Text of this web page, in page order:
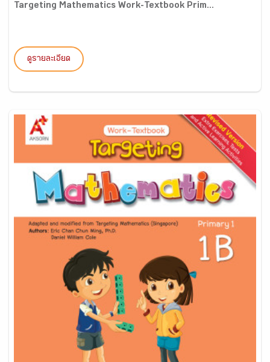
Targeting Mathematics Work-Textbook Prim...
ดูรายละเอียด